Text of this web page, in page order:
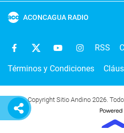
ACONCAGUA RADIO
RSS
Términos y Condiciones
Copyright Sitio Andino 2026.